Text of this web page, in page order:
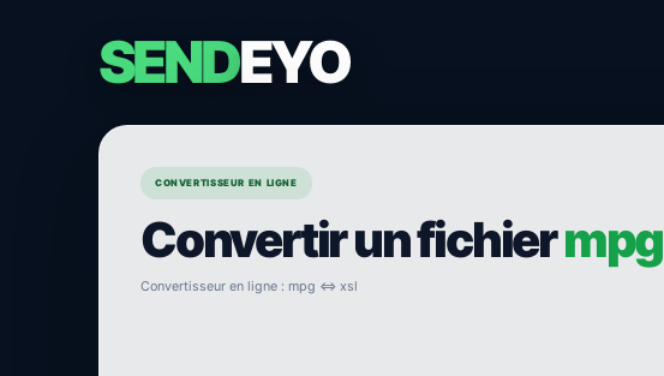
SENDEYO
CONVERTISSEUR EN LIGNE
Convertir un fichiermpg
Convertisseur en ligne : mpg ⇔ xsl